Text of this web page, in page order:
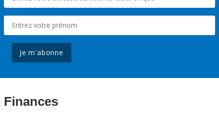
Je m'abonne
Finances